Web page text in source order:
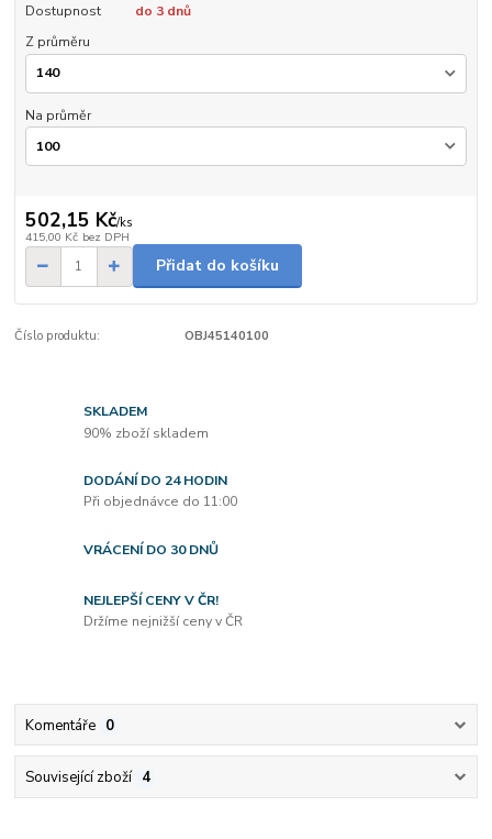
Dostupnost
do 3 dnů
Z průměru
Na průměr
502,15 Kč/ks
415,00 Kč bez DPH
Přidat do košíku
Číslo produktu: OBJ45140100
SKLADEM
90% zboží skladem
DODÁNÍ DO 24 HODIN
Při objednávce do 11:00
VRÁCENÍ DO 30 DNŮ
NEJLEPŠÍ CENY V ČR!
Držíme nejnižší ceny v ČR
Komentáře 0
Související zboží 4